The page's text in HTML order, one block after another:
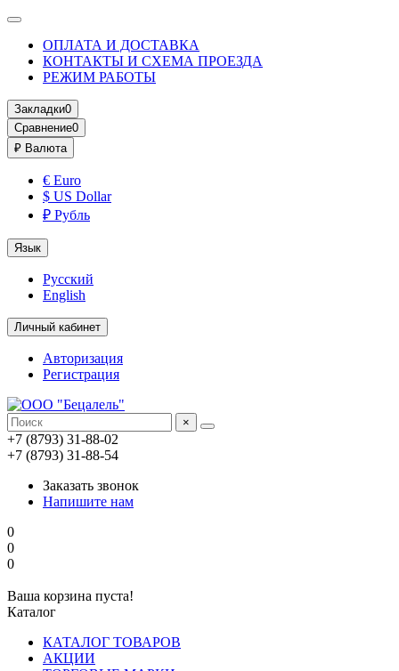
ОПЛАТА И ДОСТАВКА
КОНТАКТЫ И СХЕМА ПРОЕЗДА
РЕЖИМ РАБОТЫ
Закладки0
Сравнение0
₽ Валюта
€ Euro
$ US Dollar
₽ Рубль
Язык
Русский
English
Личный кабинет
Авторизация
Регистрация
×
+7 (8793) 31-88-02
+7 (8793) 31-88-54
Заказать звонок
Напишите нам
0
0
0
Ваша корзина пуста!
Каталог
КАТАЛОГ ТОВАРОВ
АКЦИИ